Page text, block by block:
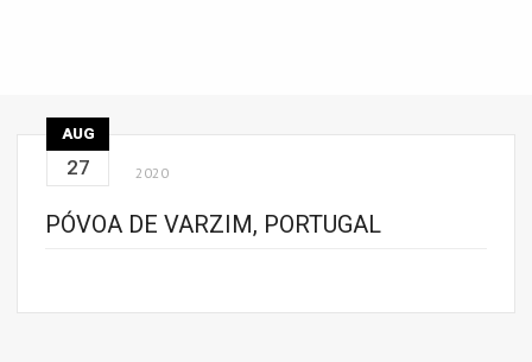
AUG
27 2020
PÓVOA DE VARZIM, PORTUGAL